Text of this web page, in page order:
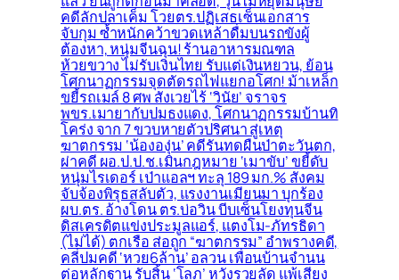
คดีลักปลาเค็ม โวยตร.ปฏิเสธเซ็นเอกสาร
จับกุม ซ้ำหนักคว้าขวดเหล้าดื่มบนรถขังผู้
ต้องหา, หนุ่มจีนฉุน! ร้านอาหารมณฑล
ห้วยขวาง ไม่รับเงินไทย รับแต่เงินหยวน, ย้อน
โศกนาฏกรรมจุดตัดรถไฟแยกอโศก! ม้าเหล็ก
ขยี้รถเมล์ 8 ศพ สังเวยไร้ ‘วินัย’ จราจร
พขร.เมายากับปมธงแดง, โศกนาฏกรรมบ้านทิ
โคร่ง จาก 7 ขวบหายตัวปริศนา สู่เหตุ
ฆาตกรรม ‘น้ององุ่น’ คดีรันทดผืนป่าตะวันตก,
ผ่าคดี ผอ.ป.ป.ช.เมินกฎหมาย ‘เมาขับ’ ขยี้ดับ
หนุ่มไรเดอร์ เป่าแอลฯ ทะลุ 189 มก.% สังคม
จับจ้องพิรุธสลับตัว, แรงงานเมียนมา บุกร้อง
ผบ.ตร. อ้างโดน ตร.บ่อวิน บีบเซ็นโยงทุนจีน
ดิสเครดิตแข่งประมูลแอร์, แตงโม-ภัทรธิดา
(ไม่ได้) ตกเรือ ส่อถูก “ฆาตกรรม” อำพรางคดี,
คลี่ปมคดี ‘หวย6ล้าน’ อลวน เพื่อนบ้านจำนน
ต่อหลักฐาน รับสิ้น ‘โลภ’ หวังรวยลัด แพ้เสียง